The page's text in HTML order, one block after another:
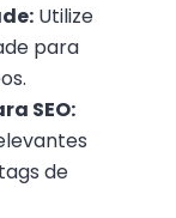
Utilize
para
SEO:
de